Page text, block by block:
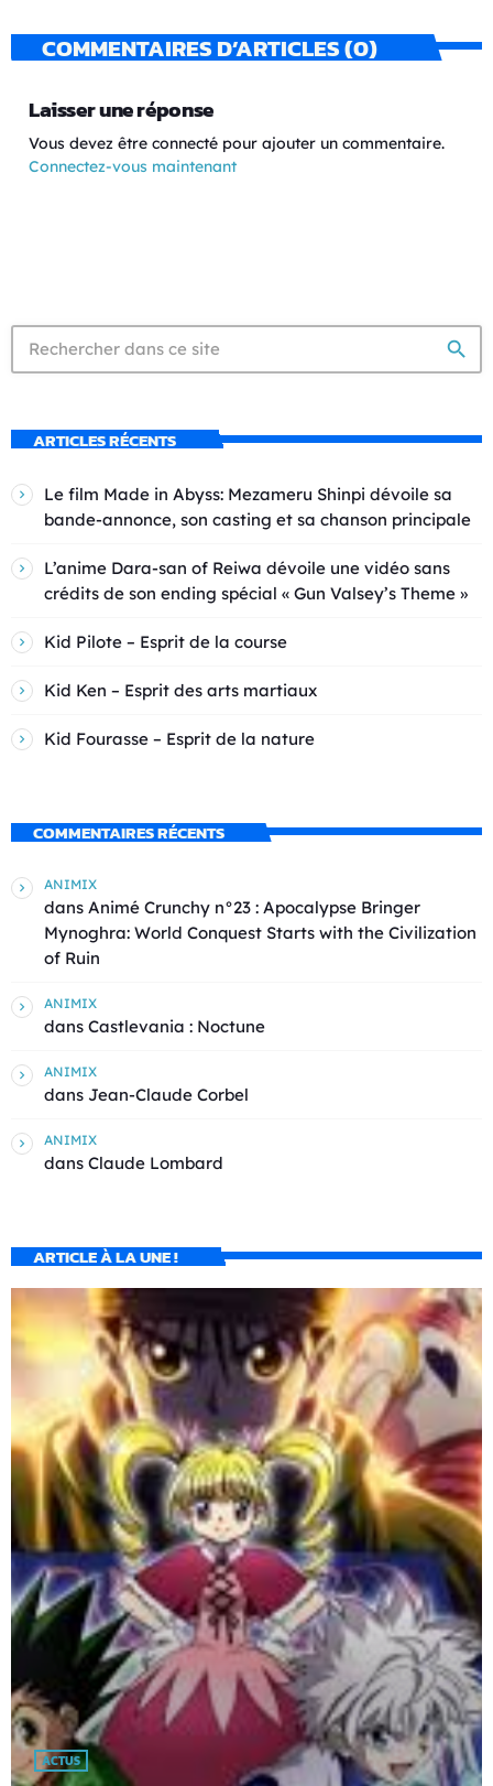
COMMENTAIRES D’ARTICLES (0)
Laisser une réponse
Vous devez être connecté pour ajouter un commentaire.
Connectez-vous maintenant
search
ARTICLES RÉCENTS
Le film Made in Abyss: Mezameru Shinpi dévoile sa
bande-annonce, son casting et sa chanson principale
L’anime Dara-san of Reiwa dévoile une vidéo sans
crédits de son ending spécial « Gun Valsey’s Theme »
Kid Pilote – Esprit de la course
Kid Ken – Esprit des arts martiaux
Kid Fourasse – Esprit de la nature
COMMENTAIRES RÉCENTS
ANIMIX
dans Animé Crunchy n°23 : Apocalypse Bringer
Mynoghra: World Conquest Starts with the Civilization
of Ruin
ANIMIX
dans Castlevania : Noctune
ANIMIX
dans Jean-Claude Corbel
ANIMIX
dans Claude Lombard
ARTICLE À LA UNE !
ACTUS